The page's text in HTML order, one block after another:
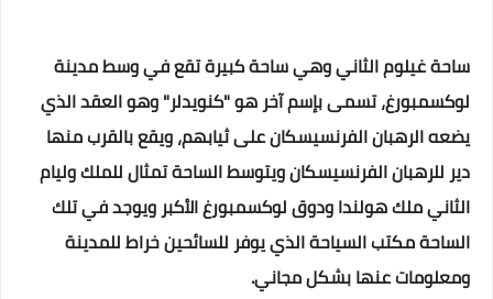
ساحة غيلوم الثاني وهي ساحة كبيرة تقع في وسط مدينة
لوكسمبورغ، تسمى بإسم آخر هو "كنويدلر" وهو العقد الذي
يضعه الرهبان الفرنسيسكان على ثيابهم، ويقع بالقرب منها
دير للرهبان الفرنسيسكان ويتوسط الساحة تمثال للملك وليام
الثاني ملك هولندا ودوق لوكسمبورغ الأكبر ويوجد في تلك
الساحة مكتب السياحة الذي يوفر للسائحين خراط للمدينة
ومعلومات عنها بشكل مجاني.